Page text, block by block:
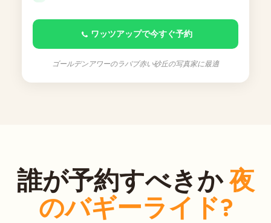
ワッツアップで今すぐ予約
ゴールデンアワーのラバブ赤い砂丘の写真家に最適
誰が予約すべきか夜
のバギーライド?